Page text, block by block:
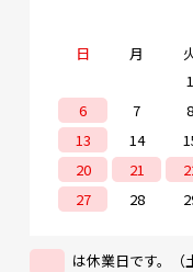
日 月
1
6
7 8
13
14
20
21
27
28
は休業日です。（